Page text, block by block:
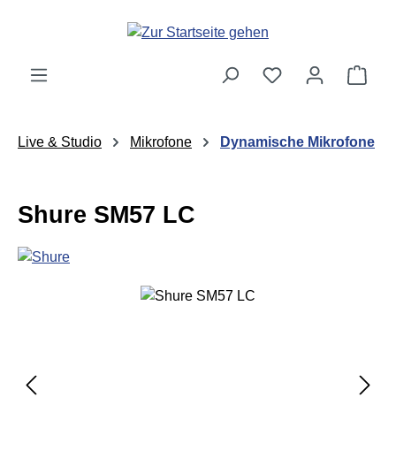
Zum Hauptinhalt springen
Live & Studio Mikrofone Dynamische Mikrofone
Shure SM57 LC
Bildergalerie überspringen